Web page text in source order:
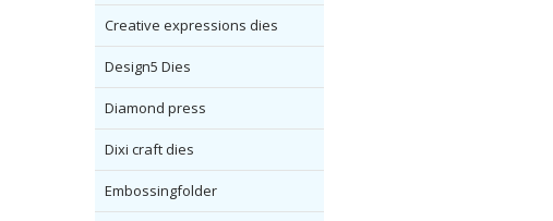
Creative expressions dies
Design5 Dies
Diamond press
Dixi craft dies
Embossingfolder